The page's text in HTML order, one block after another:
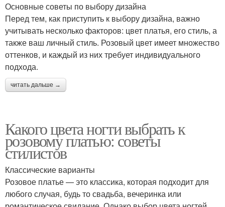
Основные советы по выбору дизайна
Перед тем, как приступить к выбору дизайна, важно
учитывать несколько факторов: цвет платья, его стиль, а
также ваш личный стиль. Розовый цвет имеет множество
оттенков, и каждый из них требует индивидуального
подхода.
читать дальше →
Какого цвета ногти выбрать к
розовому платью: советы
стилистов
Классические варианты
Розовое платье — это классика, которая подходит для
любого случая, будь то свадьба, вечеринка или